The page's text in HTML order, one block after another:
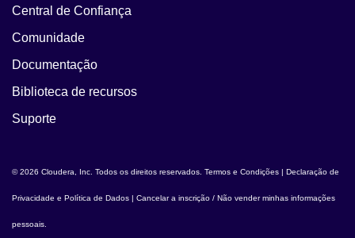
Central de Confiança
Comunidade
Documentação
Biblioteca de recursos
Suporte
© 2026 Cloudera, Inc. Todos os direitos reservados. Termos e Condições Declaração de
Privacidade e Política de Dados Cancelar a inscrição / Não vender minhas informações
pessoais.